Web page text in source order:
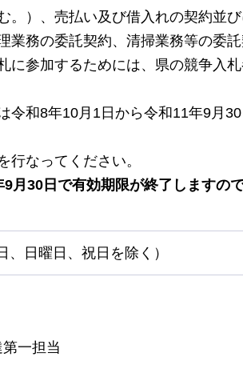
。）、売払い及び借入れの契約並
業務の委託契約、清掃業務等の委
に参加するためには、県の競争入
令和8年10月1日から令和11年9月
なってください。
月30日で有効期限が終了しますの
日曜日、祝日を除く）
一担当